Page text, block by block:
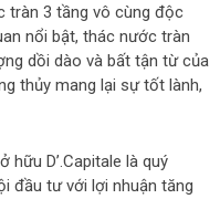
tràn 3 tầng vô cùng độc
nổi bật, thác nước tràn
dồi dào và bất tận từ của
thủy mang lại sự tốt lành,
D’.Capitale là quý
đầu tư với lợi nhuận tăng